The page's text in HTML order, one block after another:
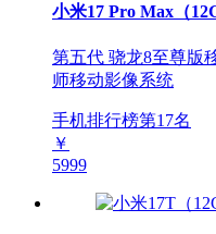
小米17 Pro Max（
第五代 骁龙8至尊版
师移动影像系统
手机排行榜第17名
￥
5999